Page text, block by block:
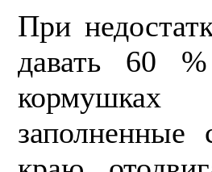
При
давать 60